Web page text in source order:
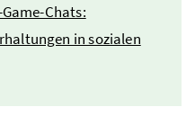
Chats:
in sozialen